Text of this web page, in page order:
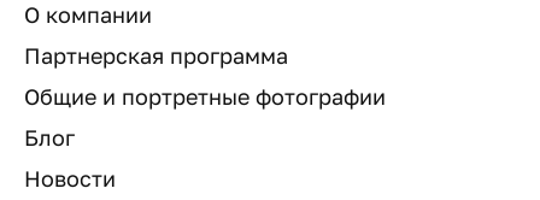
О компании
Партнерская программа
Общие и портретные фотографии
Блог
Новости